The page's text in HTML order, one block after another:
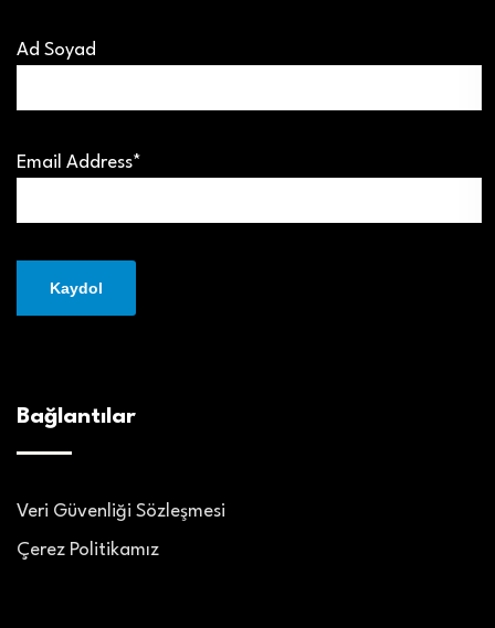
Ad Soyad
Email Address*
Bağlantılar
Veri Güvenliği Sözleşmesi
Çerez Politikamız